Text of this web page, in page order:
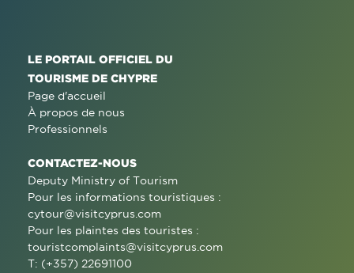
LE PORTAIL OFFICIEL DU
TOURISME DE CHYPRE
Page d'accueil
À propos de nous
Professionnels
CONTACTEZ-NOUS
Deputy Ministry of Tourism
Pour les informations touristiques :
cytour@visitcyprus.com
Pour les plaintes des touristes :
touristcomplaints@visitcyprus.com
T: (+357) 22691100